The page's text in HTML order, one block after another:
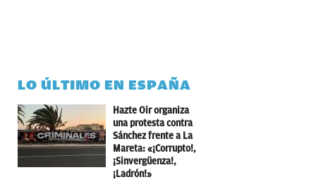
LO ÚLTIMO EN ESPAÑA
Hazte Oir organiza
una protesta contra
Sánchez frente a La
Mareta: «¡Corrupto!,
¡Sinvergüenza!,
¡Ladrón!»